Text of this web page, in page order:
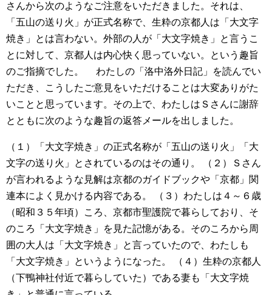
さんから次のようなご注意をいただきました。それは、
「五山の送り火」が正式名称で、生粋の京都人は「大文字
焼き」とは言わない。外部の人が「大文字焼き」と言うこ
とに対して、京都人は内心快く思っていない。という趣旨
のご指摘でした。
わたしの「洛中洛外日記」を読んでい
ただき、こうしたご意見をいただけることは大変ありがた
いことと思っています。その上で、わたしはＳさんに謝辞
とともに次のような趣旨の返答メールを出しました。
（１）「大文字焼き」の正式名称が「五山の送り火」「大
文字の送り火」とされているのはその通り。
（２）Ｓさん
が言われるような見解は京都のガイドブックや「京都」関
連本によく見かける内容である。
（３）わたしは４～６歳
（昭和３５年頃）ころ、京都市聖護院で暮らしており、そ
のころ「大文字焼き」を見た記憶がある。そのころから周
囲の大人は「大文字焼き」と言っていたので、わたしも
「大文字焼き」というようになった。
（４）生粋の京都人
（下鴨神社付近で暮らしていた）である妻も「大文字焼